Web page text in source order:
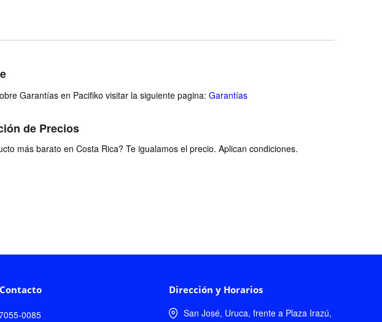
Garantías en Pacifiko visitar la siguiente pagina: Garantías
de Precios
más barato en Costa Rica? Te igualamos el precio. Aplican condiciones.
0085
Dirección y Horarios
San José, Uruca, frente a Plaza Irazú,